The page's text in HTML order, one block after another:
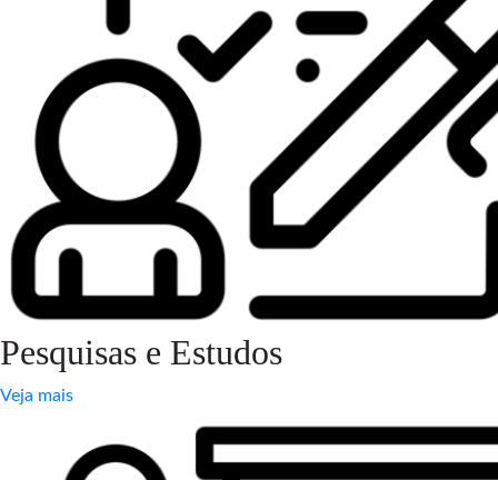
Pesquisas e Estudos
Veja mais